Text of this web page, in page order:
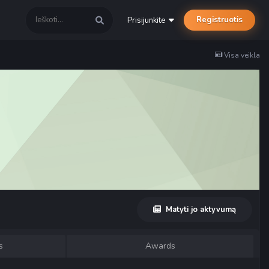
Prisijunkite Registruotis
Visa veikla
Matyti jo aktyvumą
Awards